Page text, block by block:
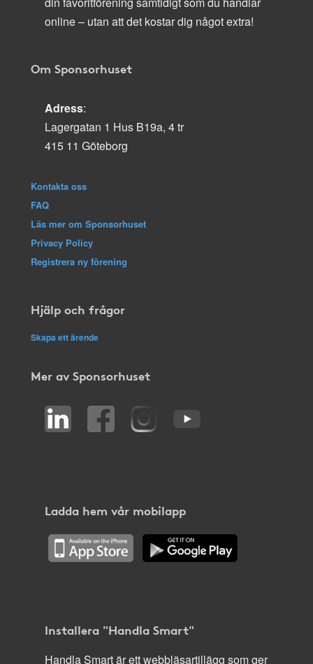
online – utan att det kostar dig något extra!
Om Sponsorhuset
Adress:
Lagergatan 1 Hus B19a, 4 tr
415 11 Göteborg
Kontakta oss
FAQ
Läs mer om Sponsorhuset
Privacy Policy
Registrera ny förening
Hjälp och frågor
Skapa ett ärende
Mer av Sponsorhuset
Ladda hem vår mobilapp
Installera "Handla Smart"
Handla Smart är ett webbläsartillägg som ger